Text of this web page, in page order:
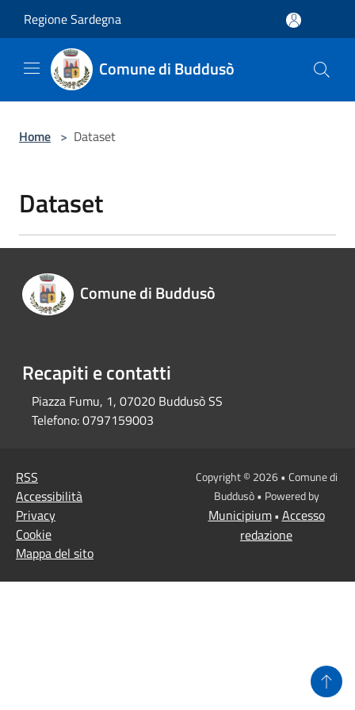
Regione Sardegna
Comune di Buddusò
Home > Dataset
Dataset
Comune di Buddusò
Recapiti e contatti
Piazza Fumu, 1, 07020 Buddusò SS
Telefono:0797159003
RSS
Accessibilità
Privacy
Cookie
Mappa del sito
Copyright © 2026 • Comune di
Buddusò • Powered by
Municipium• Accesso
redazione